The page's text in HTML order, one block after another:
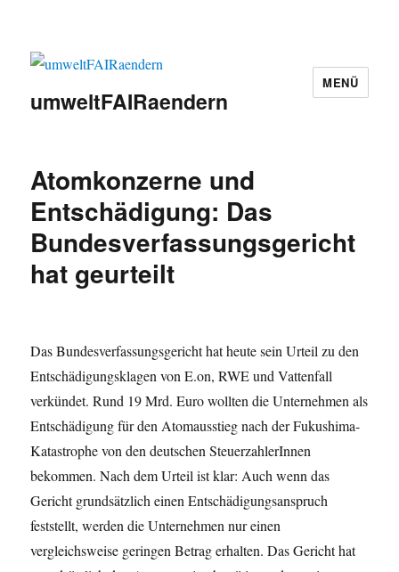
umweltFAIRaendern
MENÜ
Atomkonzerne und
Entschädigung: Das
Bundesverfassungsgericht
hat geurteilt
Das Bundesverfassungsgericht hat heute sein Urteil zu den
Entschädigungsklagen von E.on, RWE und Vattenfall
verkündet. Rund 19 Mrd. Euro wollten die Unternehmen als
Entschädigung für den Atomausstieg nach der Fukushima-
Katastrophe von den deutschen SteuerzahlerInnen
bekommen. Nach dem Urteil ist klar: Auch wenn das
Gericht grundsätzlich einen Entschädigungsanspruch
feststellt, werden die Unternehmen nur einen
vergleichsweise geringen Betrag erhalten. Das Gericht hat